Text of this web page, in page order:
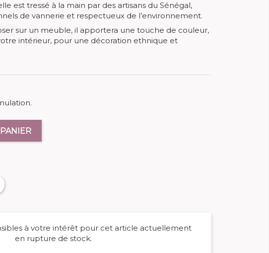
est tressé à la main par des artisans du Sénégal,
de vannerie et respectueux de l’environnement.
sur un meuble, il apportera une touche de couleur,
intérieur, pour une décoration ethnique et
à votre intérêt pour cet article actuellement
en rupture de stock.